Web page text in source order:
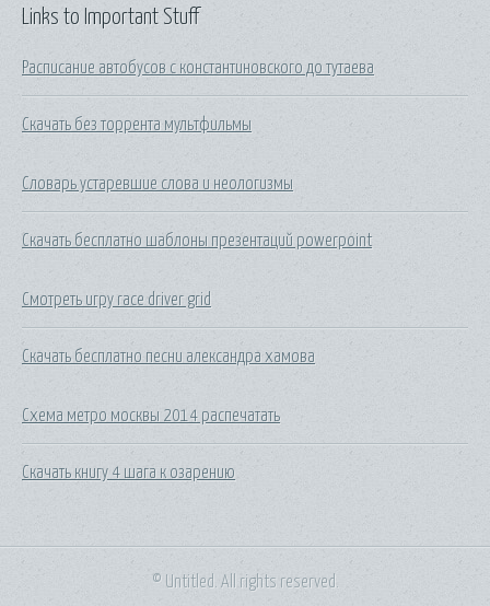
Links to Important Stuff
Расписание автобусов с константиновского до тутаева
Скачать без торрента мультфильмы
Словарь устаревшие слова и неологизмы
Скачать бесплатно шаблоны презентаций powerpoint
Смотреть игру race driver grid
Скачать бесплатно песни александра хамова
Схема метро москвы 2014 распечатать
Скачать книгу 4 шага к озарению
© Untitled. All rights reserved.